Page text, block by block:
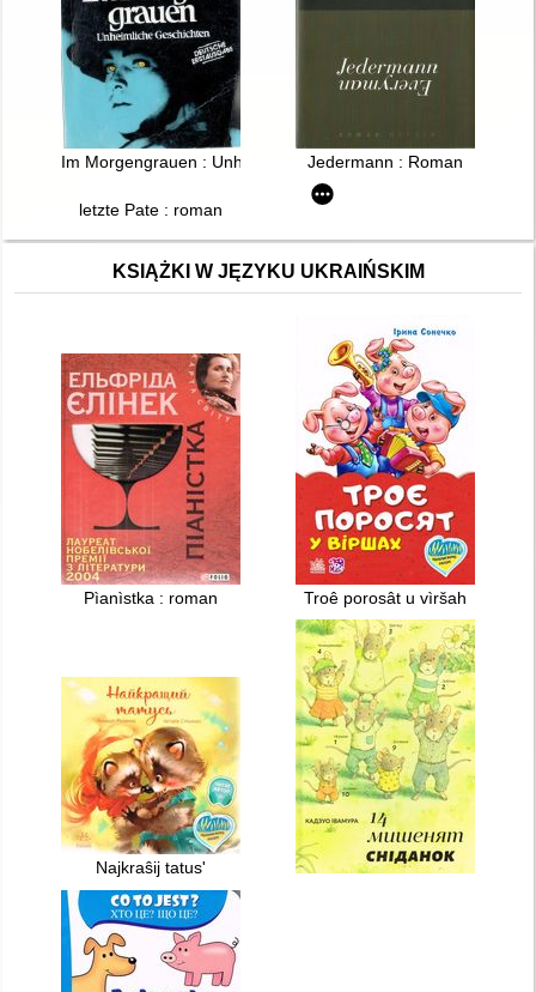
Im Morgengrauen : Unheimliche Geschichten
Jedermann : Roman
letzte Pate : roman
KSIĄŻKI W JĘZYKU UKRAIŃSKIM
Pìanìstka : roman Troê porosât u vìršah
Najkraŝij tatusʹ